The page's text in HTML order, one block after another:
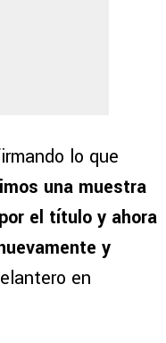
lo que
una muestra
el título y ahora
y
en